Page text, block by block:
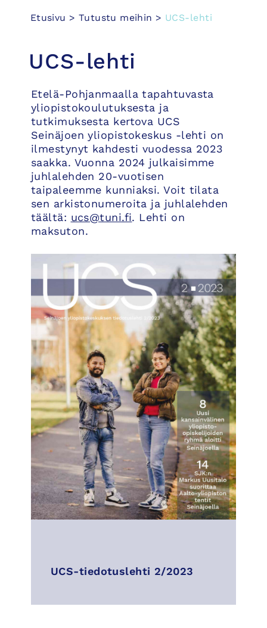
Etusivu >Tutustu meihin > UCS-lehti
UCS-lehti
Etelä-Pohjanmaalla tapahtuvasta
yliopistokoulutuksesta ja
tutkimuksesta kertova UCS
Seinäjoen yliopistokeskus -lehti on
ilmestynyt kahdesti vuodessa 2023
saakka. Vuonna 2024 julkaisimme
juhlalehden 20-vuotisen
taipaleemme kunniaksi. Voit tilata
sen arkistonumeroita ja juhlalehden
täältä: ucs@tuni.fi. Lehti on
maksuton.
UCS-tiedotuslehti 2/2023